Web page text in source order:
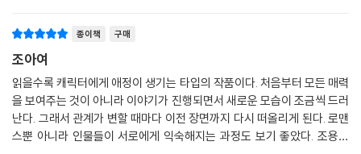
종이책 구매
조아여
읽을수록 캐릭터에게 애정이 생기는 타입의 작품이다. 처음부터 모든 매력
을 보여주는 것이 아니라 이야기가 진행되면서 새로운 모습이 조금씩 드러
난다. 그래서 관계가 변할 때마다 이전 장면까지 다시 떠올리게 된다. 로맨
스뿐 아니라 인물들이 서로에게 익숙해지는 과정도 보기 좋았다. 조용히